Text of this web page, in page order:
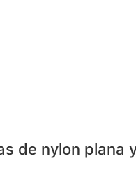
de nylon plana